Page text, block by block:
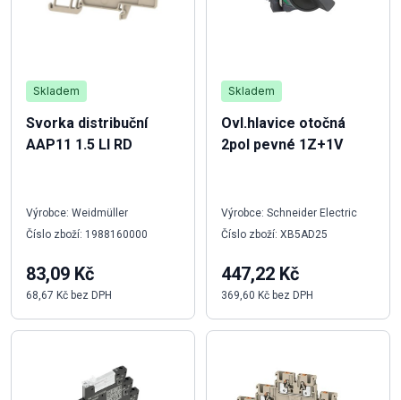
Skladem
Svorka distribuční
AAP11 1.5 LI RD
Výrobce: Weidmüller
Číslo zboží: 1988160000
83,09 Kč
68,67 Kč bez DPH
Skladem
Ovl.hlavice otočná
2pol pevné 1Z+1V
Výrobce: Schneider Electric
Číslo zboží: XB5AD25
447,22 Kč
369,60 Kč bez DPH